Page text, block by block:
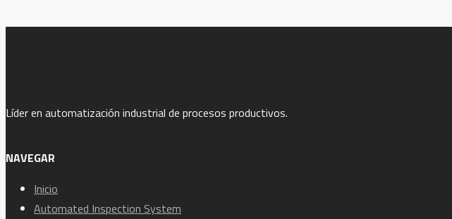
Líder en automatización industrial de procesos productivos.
NAVEGAR
Inicio
Automated Inspection System